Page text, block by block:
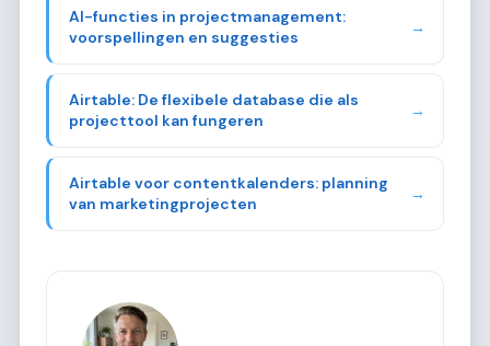
AI-functies in projectmanagement:
voorspellingen en suggesties
→
Airtable: De flexibele database die als
projecttool kan fungeren
→
Airtable voor contentkalenders: planning
van marketingprojecten
→